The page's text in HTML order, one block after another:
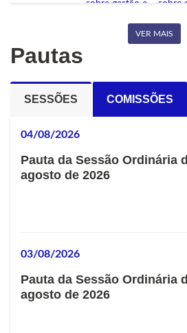
VER MAIS
Pautas
SESSÕES COMISSÕES
04/08/2026
Pauta da Sessão Ordinária
agosto de 2026
03/08/2026
Pauta da Sessão Ordinária
agosto de 2026